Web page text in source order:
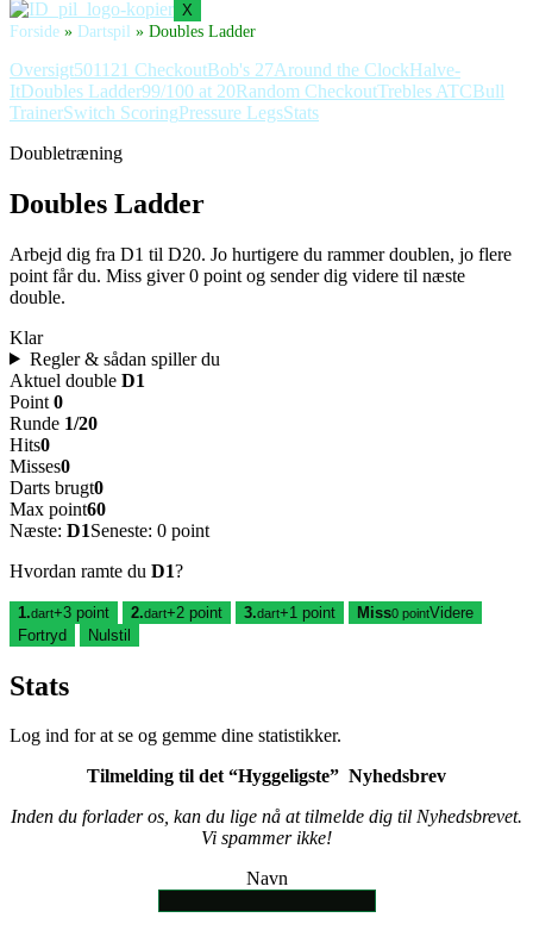
X
Forside » Dartspil » Doubles Ladder
Oversigt501 121 CheckoutBob's 27Around the ClockHalve-
ItDoubles Ladder99/100 at 20Random CheckoutTrebles ATCBull
TrainerSwitch ScoringPressure LegsStats
Doubletræning
Doubles Ladder
Arbejd dig fra D1 til D20. Jo hurtigere du rammer doublen, jo flere
point får du. Miss giver 0 point og sender dig videre til næste
double.
Klar
Regler & sådan spiller du
Aktuel double D1
Point 0
Runde 1/20
Hits0
Misses0
Darts brugt0
Max point60
Næste: D1Seneste: 0 point
Hvordan ramte du D1?
1.dart+3 point 2.dart+2 point 3.dart+1 point Miss0 pointVidere
Fortryd
Nulstil
Stats
Log ind for at se og gemme dine statistikker.
Tilmelding til det “Hyggeligste” Nyhedsbrev
Inden du forlader os, kan du lige nå at tilmelde dig til Nyhedsbrevet.
Vi spammer ikke!
Navn